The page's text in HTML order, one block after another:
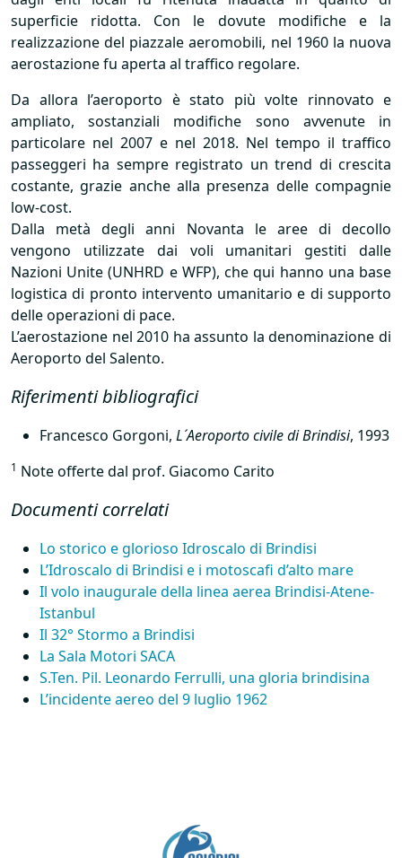
superficie ridotta. Con le dovute modifiche e la
realizzazione del piazzale aeromobili, nel 1960 la nuova
aerostazione fu aperta al traffico regolare.
Da allora l’aeroporto è stato più volte rinnovato e
ampliato, sostanziali modifiche sono avvenute in
particolare nel 2007 e nel 2018. Nel tempo il traffico
passeggeri ha sempre registrato un trend di crescita
costante, grazie anche alla presenza delle compagnie
low-cost.
Dalla metà degli anni Novanta le aree di decollo
vengono utilizzate dai voli umanitari gestiti dalle
Nazioni Unite (UNHRD e WFP), che qui hanno una base
logistica di pronto intervento umanitario e di supporto
delle operazioni di pace.
L’aerostazione nel 2010 ha assunto la denominazione di
Aeroporto del Salento.
Riferimenti bibliografici
Francesco Gorgoni, L´Aeroporto civile di Brindisi, 1993
1 Note offerte dal prof. Giacomo Carito
Documenti correlati
Lo storico e glorioso Idroscalo di Brindisi
L’Idroscalo di Brindisi e i motoscafi d’alto mare
Il volo inaugurale della linea aerea Brindisi-Atene-
Istanbul
Il 32° Stormo a Brindisi
La Sala Motori SACA
S.Ten. Pil. Leonardo Ferrulli, una gloria brindisina
L’incidente aereo del 9 luglio 1962